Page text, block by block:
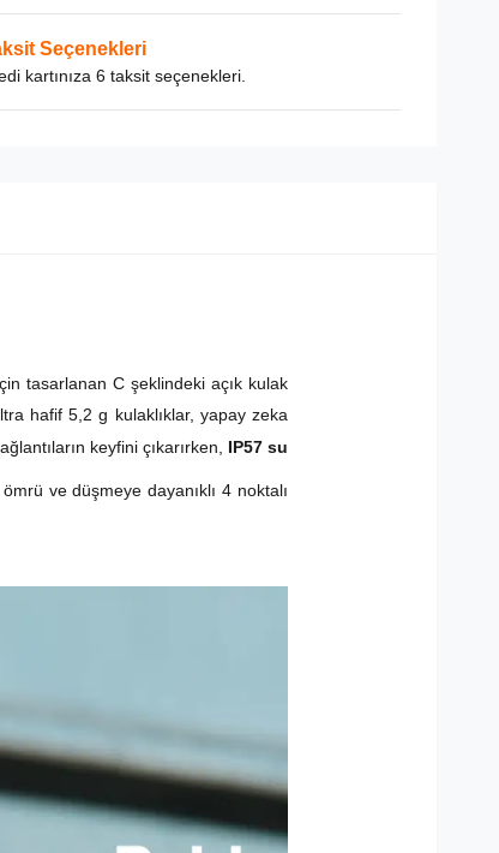
Seçenekleri
kartınıza 6 taksit seçenekleri.
tasarlanan C şeklindeki açık kulak
hafif 5,2 g kulaklıklar, yapay zeka
keyfini çıkarırken, IP57 su
ve düşmeye dayanıklı 4 noktalı